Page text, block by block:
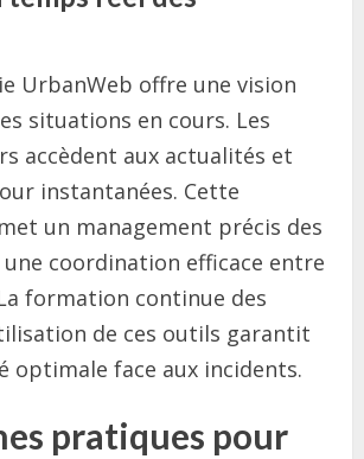
UrbanWeb offre une vision
situations en cours. Les
accèdent aux actualités et
instantanées. Cette
un management précis des
coordination efficace entre
formation continue des
de ces outils garantit
optimale face aux incidents.
pratiques pour